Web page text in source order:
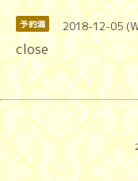
予約満 2018-12-05
close